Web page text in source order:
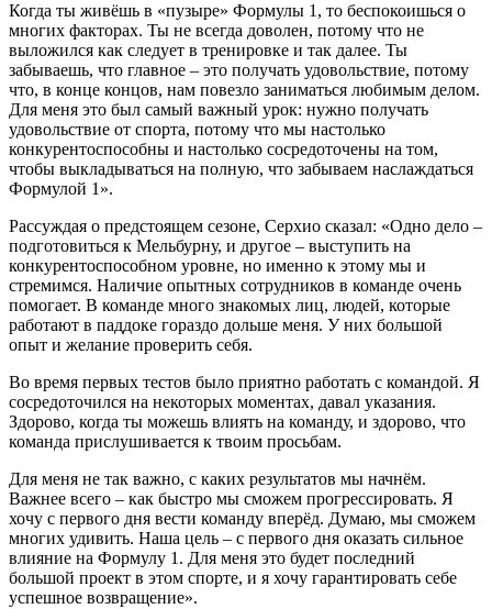
Когда ты живёшь в «пузыре» Формулы 1, то беспокоишься о
многих факторах. Ты не всегда доволен, потому что не
выложился как следует в тренировке и так далее. Ты
забываешь, что главное – это получать удовольствие, потому
что, в конце концов, нам повезло заниматься любимым делом.
Для меня это был самый важный урок: нужно получать
удовольствие от спорта, потому что мы настолько
конкурентоспособны и настолько сосредоточены на том,
чтобы выкладываться на полную, что забываем наслаждаться
Формулой 1».
Рассуждая о предстоящем сезоне, Серхио сказал: «Одно дело –
подготовиться к Мельбурну, и другое – выступить на
конкурентоспособном уровне, но именно к этому мы и
стремимся. Наличие опытных сотрудников в команде очень
помогает. В команде много знакомых лиц, людей, которые
работают в паддоке гораздо дольше меня. У них большой
опыт и желание проверить себя.
Во время первых тестов было приятно работать с командой. Я
сосредоточился на некоторых моментах, давал указания.
Здорово, когда ты можешь влиять на команду, и здорово, что
команда прислушивается к твоим просьбам.
Для меня не так важно, с каких результатов мы начнём.
Важнее всего – как быстро мы сможем прогрессировать. Я
хочу с первого дня вести команду вперёд. Думаю, мы сможем
многих удивить. Наша цель – с первого дня оказать сильное
влияние на Формулу 1. Для меня это будет последний
большой проект в этом спорте, и я хочу гарантировать себе
успешное возвращение».